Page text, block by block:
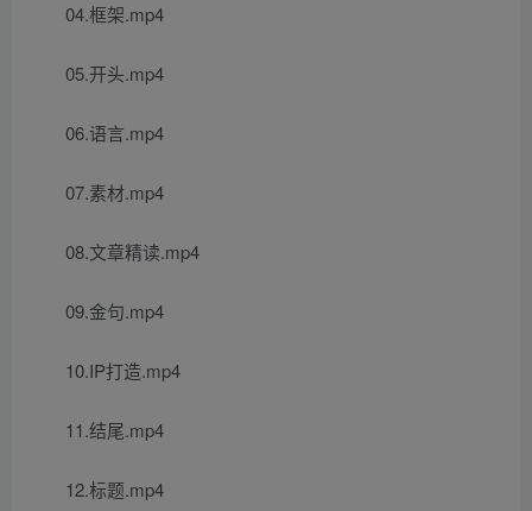
04.框架.mp4
05.开头.mp4
06.语言.mp4
07.素材.mp4
08.文章精读.mp4
09.金句.mp4
10.IP打造.mp4
11.结尾.mp4
12.标题.mp4